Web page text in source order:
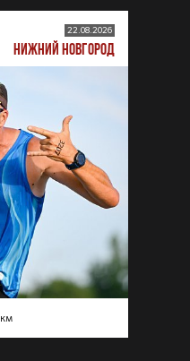
22.08.2026
НИЖНИЙ НОВГОРОД
км